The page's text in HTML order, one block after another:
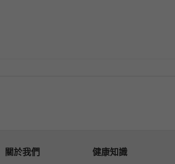
關於我們 健康知識